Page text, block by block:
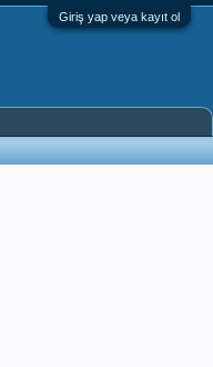
Giriş yap veya kayıt ol